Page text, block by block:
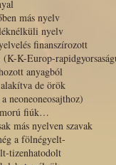
más nyelv
nyelv
finanszírozott
K-Europ-
anyagból
de örök
a neoneoneosajthoz)
fiúk…
más nyelven szavak
a fölnégyelt-
tizenhatodolt